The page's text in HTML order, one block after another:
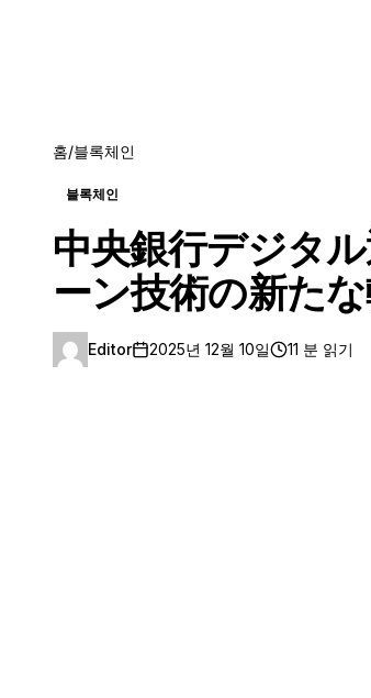
홈/블록체인
블록체인
中央銀行デジタ
ーン技術の新た
Editor 2025년 12월 10일 11 분 읽기